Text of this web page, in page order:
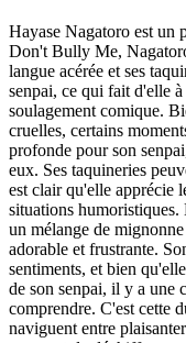
Hayase Nagatoro est un
Don't Bully Me,
langue acérée et ses
senpai, ce qui fait d'elle
soulagement comique.
cruelles, certains
profonde pour son
eux. Ses taquineries
est clair qu'elle apprécie
situations humoristiques.
un mélange de
adorable et frustrante.
sentiments, et bien
de son senpai, il y a une
comprendre. C'est cette
naviguent entre